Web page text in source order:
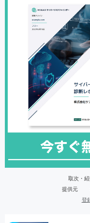
取次・
提供元 ：
登